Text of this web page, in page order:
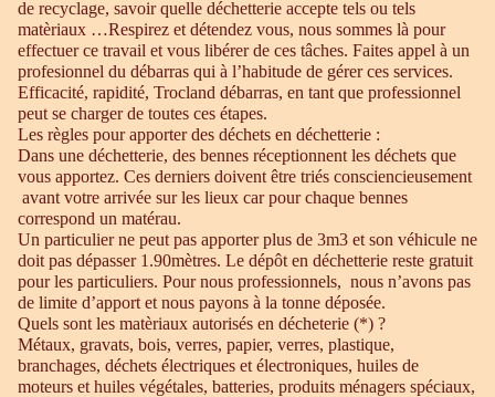
de recyclage, savoir quelle déchetterie accepte tels ou tels
matèriaux …Respirez et détendez vous, nous sommes là pour
effectuer ce travail et vous libérer de ces tâches. Faites appel à un
profesionnel du débarras qui à l’habitude de gérer ces services.
Efficacité, rapidité, Trocland débarras, en tant que professionnel
peut se charger de toutes ces étapes.
Les règles pour apporter des déchets en déchetterie :
Dans une déchetterie, des bennes réceptionnent les déchets que
vous apportez. Ces derniers doivent être triés consciencieusement
avant votre arrivée sur les lieux car pour chaque bennes
correspond un matérau.
Un particulier ne peut pas apporter plus de 3m3 et son véhicule ne
doit pas dépasser 1.90mètres. Le dépôt en déchetterie reste gratuit
pour les particuliers. Pour nous professionnels, nous n’avons pas
de limite d’apport et nous payons à la tonne déposée.
Quels sont les matèriaux autorisés en décheterie (*) ?
Métaux, gravats, bois, verres, papier, verres, plastique,
branchages, déchets électriques et électroniques, huiles de
moteurs et huiles végétales, batteries, produits ménagers spéciaux,